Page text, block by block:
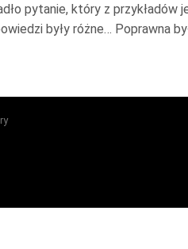
pytanie, który z przykładów
były różne… Poprawna